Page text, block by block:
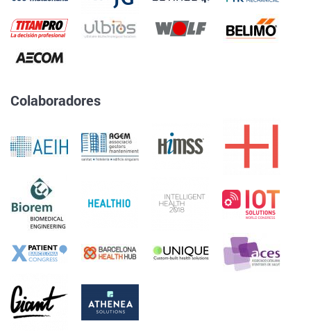
Colaboradores